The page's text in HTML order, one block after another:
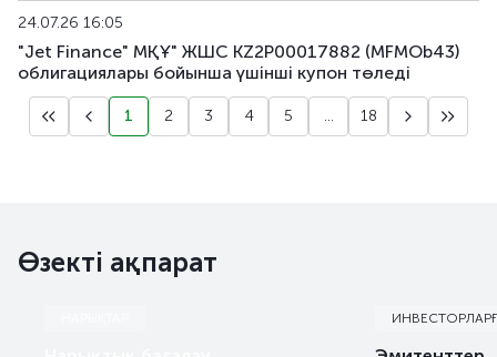
24.07.26 16:05
"Jet Finance" МҚҰ" ЖШС KZ2P00017882 (MFMOb43)
облигациялары бойынша үшінші купон төледі
1 2 3 4 5 ... 18
Өзекті ақпарат